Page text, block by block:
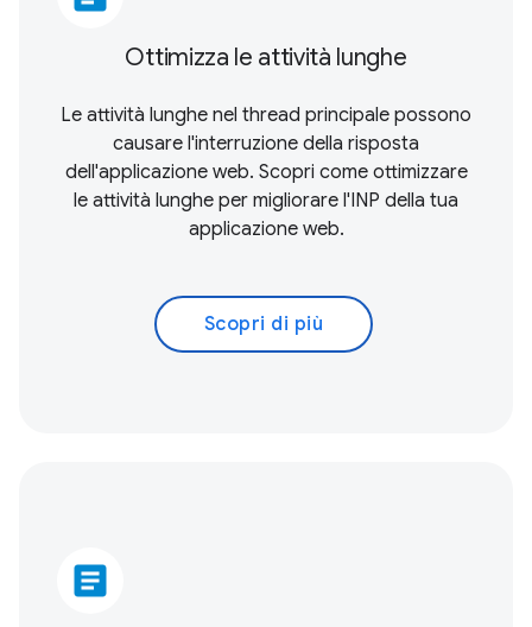
Ottimizza le attività lunghe
Le attività lunghe nel thread principale possono
causare l'interruzione della risposta
dell'applicazione web. Scopri come ottimizzare
le attività lunghe per migliorare l'INP della tua
applicazione web.
Scopri di più
article